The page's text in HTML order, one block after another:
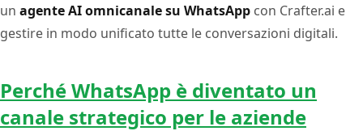
un agente AI omnicanale su WhatsApp con Crafter.ai e
gestire in modo unificato tutte le conversazioni digitali.
Perché WhatsApp è diventato un
canale strategico per le aziende